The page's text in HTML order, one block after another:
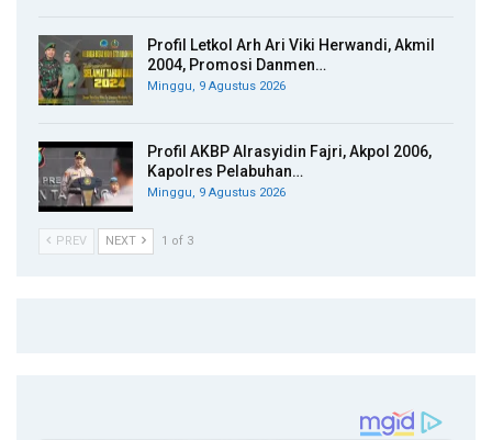
Profil Letkol Arh Ari Viki Herwandi, Akmil
2004, Promosi Danmen…
Minggu, 9 Agustus 2026
Profil AKBP Alrasyidin Fajri, Akpol 2006,
Kapolres Pelabuhan…
Minggu, 9 Agustus 2026
PREV NEXT 1 of 3